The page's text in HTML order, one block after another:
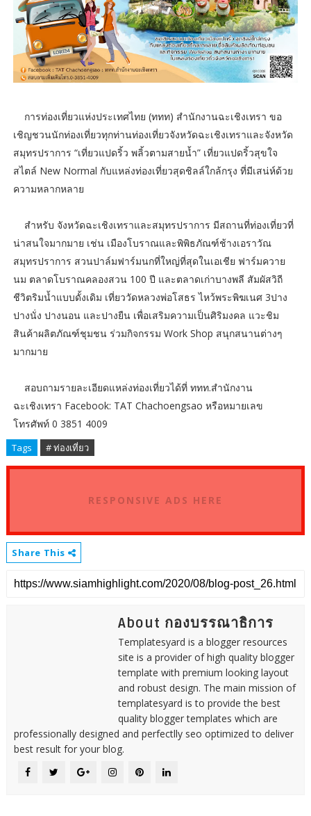
การท่องเที่ยวแห่งประเทศไทย (ททท) สำนักงานฉะเชิงเทรา ขอ
เชิญชวนนักท่องเที่ยวทุกท่านท่องเที่ยวจังหวัดฉะเชิงเทราและจังหวัด
สมุทรปราการ “เที่ยวแปดริ้ว พลิ้วตามสายน้ำ” เที่ยวแปดริ้วสุขใจ
สไตล์ New Normal กับแหล่งท่องเที่ยวสุดชิลล์ใกล้กรุง ที่มีเสน่ห์ด้วย
ความหลากหลาย
สำหรับ จังหวัดฉะเชิงเทราและสมุทรปราการ มีสถานที่ท่องเที่ยวที่
น่าสนใจมากมาย เช่น เมืองโบราณและพิพิธภัณฑ์ช้างเอราวัณ
สมุทรปราการ สวนปาล์มฟาร์มนกที่ใหญ่ที่สุดในเอเชีย ฟาร์มควาย
นม ตลาดโบราณคลองสวน 100 ปี และตลาดเก่าบางพลี สัมผัสวิถี
ชีวิตริมน้ำแบบดั้งเดิม เที่ยววัดหลวงพ่อโสธร ไหว้พระพิฆเนศ 3ปาง
ปางนั่ง ปางนอน และปางยืน เพื่อเสริมความเป็นศิริมงคล แวะชิม
สินค้าผลิตภัณฑ์ชุมชน ร่วมกิจกรรม Work Shop สนุกสนานต่างๆ
มากมาย
สอบถามรายละเอียดแหล่งท่องเที่ยวได้ที่ ททท.สำนักงาน
ฉะเชิงเทรา Facebook: TAT Chachoengsao หรือหมายเลข
โทรศัพท์ 0 3851 4009
Tags # ท่องเที่ยว
RESPONSIVE ADS HERE
Share This
About กองบรรณาธิการ
Templatesyard is a blogger resources
site is a provider of high quality blogger
template with premium looking layout
and robust design. The main mission of
templatesyard is to provide the best
quality blogger templates which are
professionally designed and perfectlly seo optimized to deliver
best result for your blog.